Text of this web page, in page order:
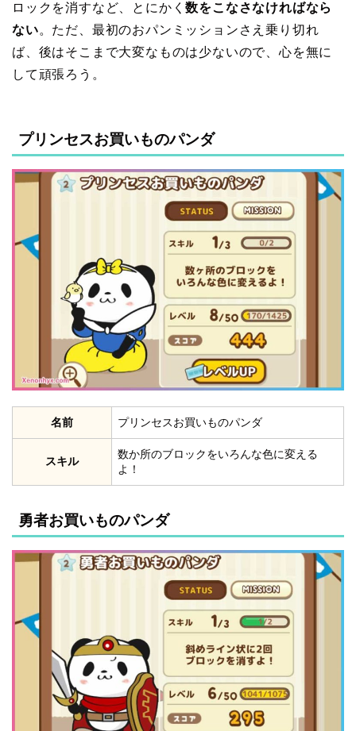
ロックを消すなど、とにかく数をこなさなければなら
ない。ただ、最初のおパンミッションさえ乗り切れ
ば、後はそこまで大変なものは少ないので、心を無に
して頑張ろう。
プリンセスお買いものパンダ
名前 プリンセスお買いものパンダ
スキル
数か所のブロックをいろんな色に変える
よ！
勇者お買いものパンダ